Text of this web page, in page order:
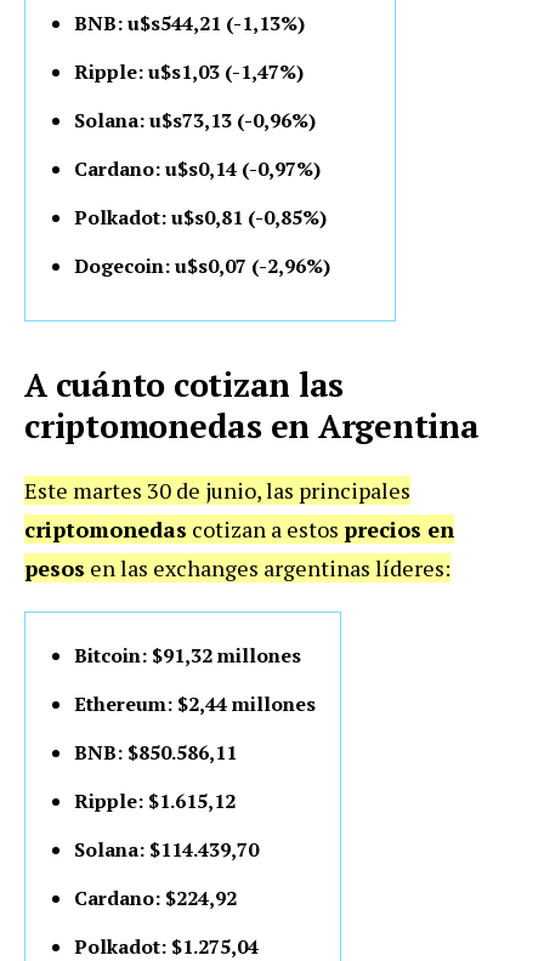
BNB: u$s544,21 (-1,13%)
Ripple: u$s1,03 (-1,47%)
Solana: u$s73,13 (-0,96%)
Cardano: u$s0,14 (-0,97%)
Polkadot: u$s0,81 (-0,85%)
Dogecoin: u$s0,07 (-2,96%)
A cuánto cotizan las
criptomonedas en Argentina
Este martes 30 de junio, las principales
criptomonedas cotizan a estos precios en
pesos en las exchanges argentinas líderes:
Bitcoin: $91,32 millones
Ethereum: $2,44 millones
BNB: $850.586,11
Ripple: $1.615,12
Solana: $114.439,70
Cardano: $224,92
Polkadot: $1.275,04